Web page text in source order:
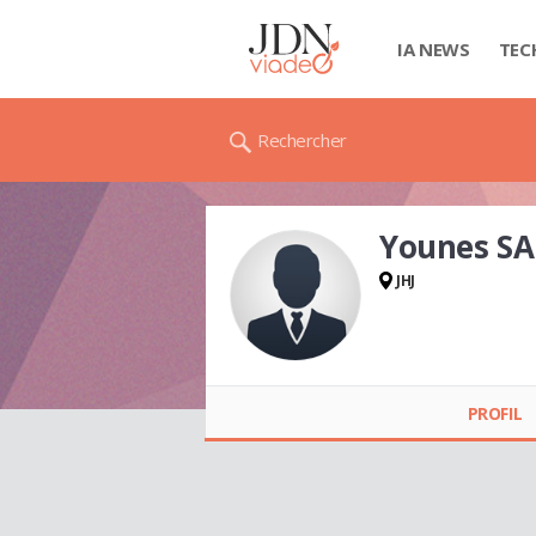
IA NEWS
Rechercher
Younes SA
JHJ
PROFIL